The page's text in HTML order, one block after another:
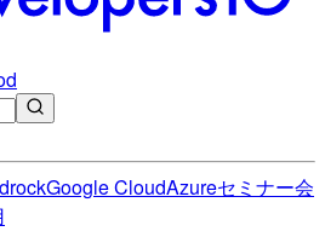
Google CloudAzureセミナー会